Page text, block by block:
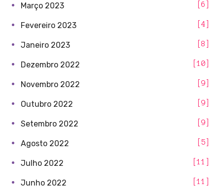
Março 2023 6
Fevereiro 2023 4
Janeiro 2023 8
Dezembro 2022 10
Novembro 2022 9
Outubro 2022 9
Setembro 2022 9
Agosto 2022 5
Julho 2022 11
Junho 2022 11